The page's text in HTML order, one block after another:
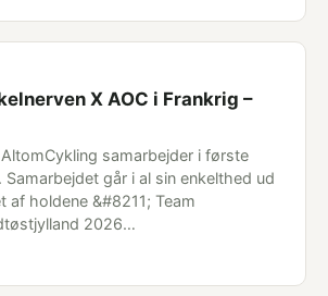
X AOC i Frankrig –
samarbejder i første
går i al sin enkelthed ud
af holdene &#8211; Team
2026…